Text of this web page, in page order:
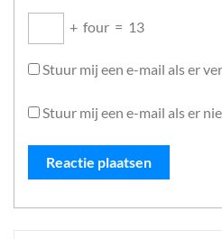
+ four = 13
Stuur mij een e-mail als er
Stuur mij een e-mail als er